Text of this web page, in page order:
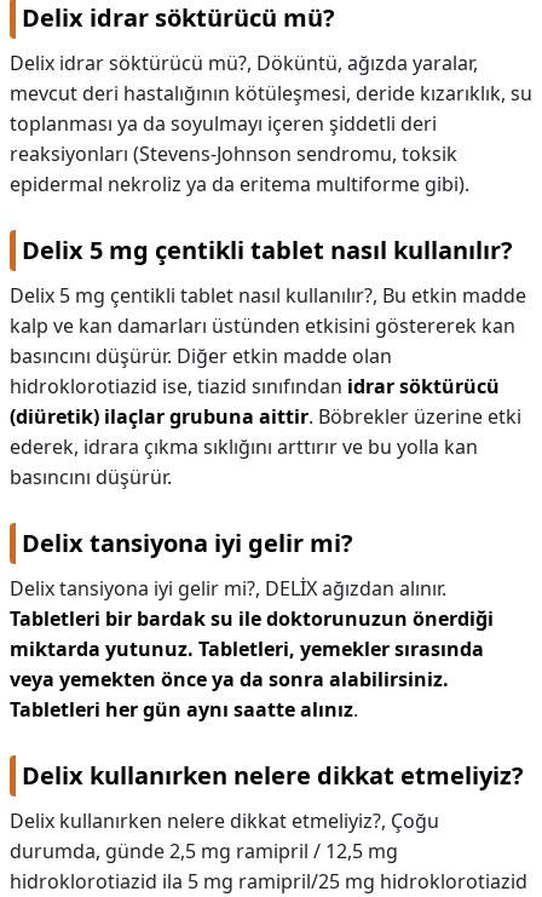
Delix idrar söktürücü mü?
Delix idrar söktürücü mü?, Döküntü, ağızda yaralar,
mevcut deri hastalığının kötüleşmesi, deride kızarıklık, su
toplanması ya da soyulmayı içeren şiddetli deri
reaksiyonları (Stevens-Johnson sendromu, toksik
epidermal nekroliz ya da eritema multiforme gibi).
Delix 5 mg çentikli tablet nasıl kullanılır?
Delix 5 mg çentikli tablet nasıl kullanılır?, Bu etkin madde
kalp ve kan damarları üstünden etkisini göstererek kan
basıncını düşürür. Diğer etkin madde olan
hidroklorotiazid ise, tiazid sınıfından idrar söktürücü
(diüretik) ilaçlar grubuna aittir. Böbrekler üzerine etki
ederek, idrara çıkma sıklığını arttırır ve bu yolla kan
basıncını düşürür.
Delix tansiyona iyi gelir mi?
Delix tansiyona iyi gelir mi?, DELİX ağızdan alınır.
Tabletleri bir bardak su ile doktorunuzun önerdiği
miktarda yutunuz. Tabletleri, yemekler sırasında
veya yemekten önce ya da sonra alabilirsiniz.
Tabletleri her gün aynı saatte alınız.
Delix kullanırken nelere dikkat etmeliyiz?
Delix kullanırken nelere dikkat etmeliyiz?, Çoğu
durumda, günde 2,5 mg ramipril / 12,5 mg
hidroklorotiazid ila 5 mg ramipril/25 mg hidroklorotiazid